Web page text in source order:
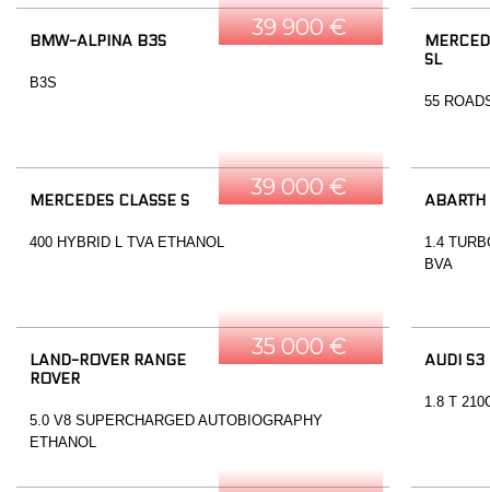
39 900 €
BMW-ALPINA B3S
B3S
SL
55
39 000 €
MERCEDES CLASSE S
400 HYBRID L TVA ETHANOL
1.4
BVA
35 000 €
LAND-ROVER RANGE
ROVER
5.0 V8 SUPERCHARGED AUTOBIOGRAPHY
ETHANOL
AUDI S3
1.8 T